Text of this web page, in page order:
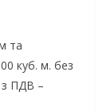
та
куб. м. без
з ПДВ –